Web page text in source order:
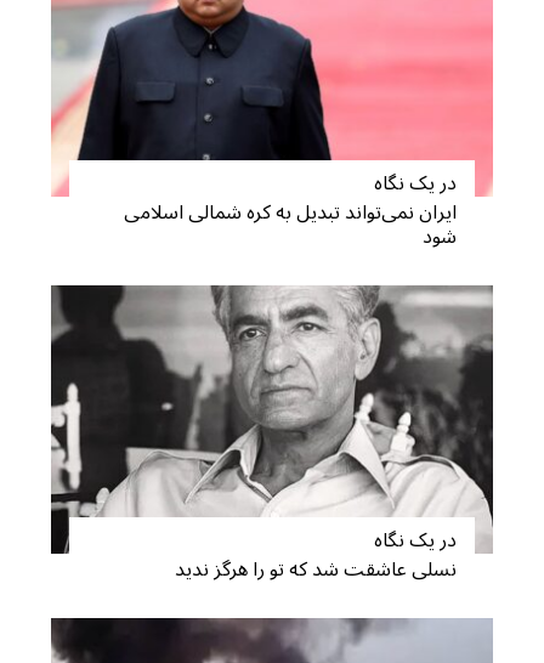
در یک نگاه
ایران نمی‌تواند تبدیل به کره شمالی اسلامی
شود
در یک نگاه
نسلی عاشقت شد که تو را هرگز ندید